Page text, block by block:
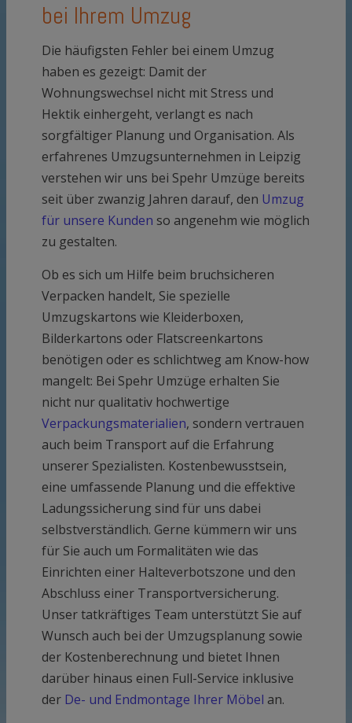
bei Ihrem Umzug
Die häufigsten Fehler bei einem Umzug
haben es gezeigt: Damit der
Wohnungswechsel nicht mit Stress und
Hektik einhergeht, verlangt es nach
sorgfältiger Planung und Organisation. Als
erfahrenes Umzugsunternehmen in Leipzig
verstehen wir uns bei Spehr Umzüge bereits
seit über zwanzig Jahren darauf, den Umzug
für unsere Kunden so angenehm wie möglich
zu gestalten.
Ob es sich um Hilfe beim bruchsicheren
Verpacken handelt, Sie spezielle
Umzugskartons wie Kleiderboxen,
Bilderkartons oder Flatscreenkartons
benötigen oder es schlichtweg am Know-how
mangelt: Bei Spehr Umzüge erhalten Sie
nicht nur qualitativ hochwertige
Verpackungsmaterialien, sondern vertrauen
auch beim Transport auf die Erfahrung
unserer Spezialisten. Kostenbewusstsein,
eine umfassende Planung und die effektive
Ladungssicherung sind für uns dabei
selbstverständlich. Gerne kümmern wir uns
für Sie auch um Formalitäten wie das
Einrichten einer Halteverbotszone und den
Abschluss einer Transportversicherung.
Unser tatkräftiges Team unterstützt Sie auf
Wunsch auch bei der Umzugsplanung sowie
der Kostenberechnung und bietet Ihnen
darüber hinaus einen Full-Service inklusive
der De- und Endmontage Ihrer Möbel an.